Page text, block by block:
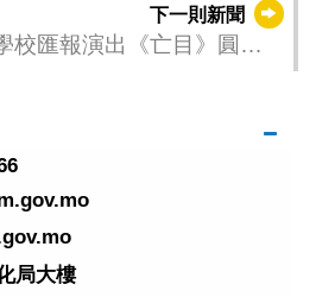
下一則新聞
校匯報演出《亡目》圓滿
局大樓